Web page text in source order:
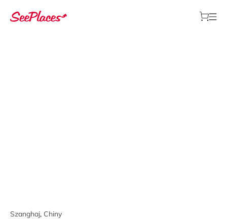
Szanghaj, Chiny